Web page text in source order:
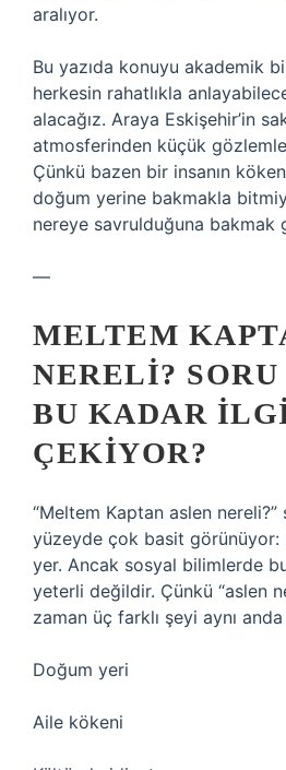
aralıyor.
Bu yazıda konuyu akademik
herkesin rahatlıkla
alacağız. Araya Eskişehir’in
atmosferinden küçük
Çünkü bazen bir insanın
doğum yerine bakmakla
nereye savrulduğuna bakmak
—
MELTEM
NERELI? SORU
BU KADAR
ÇEKIYOR?
“Meltem Kaptan aslen nereli?”
yüzeyde çok basit
yer. Ancak sosyal bilimlerde
yeterli değildir. Çünkü “aslen
zaman üç farklı şeyi aynı
Doğum yeri
Aile kökeni